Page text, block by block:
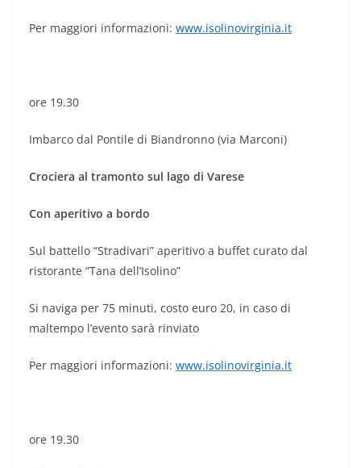
Per maggiori informazioni: www.isolinovirginia.it
ore 19.30
Imbarco dal Pontile di Biandronno (via Marconi)
Crociera al tramonto sul lago di Varese
Con aperitivo a bordo
Sul battello “Stradivari” aperitivo a buffet curato dal
ristorante “Tana dell’Isolino”
Si naviga per 75 minuti, costo euro 20, in caso di
maltempo l’evento sarà rinviato
Per maggiori informazioni: www.isolinovirginia.it
ore 19.30